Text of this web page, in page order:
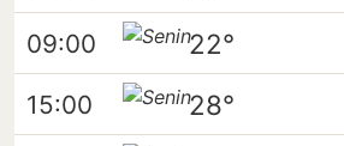
09:00 22°
15:00 28°